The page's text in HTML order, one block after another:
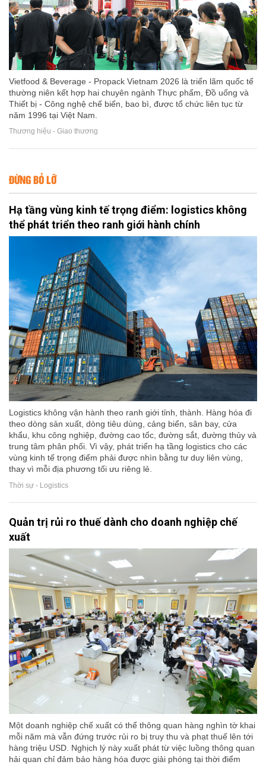
Vietfood & Beverage - Propack Vietnam 2026 là triển lãm quốc tế
thường niên kết hợp hai chuyên ngành Thực phẩm, Đồ uống và
Thiết bị - Công nghệ chế biến, bao bì, được tổ chức liên tục từ
năm 1996 tại Việt Nam.
Thương hiệu - Giao thương
ĐỪNG BỎ LỠ
Hạ tầng vùng kinh tế trọng điểm: logistics không
thể phát triển theo ranh giới hành chính
Logistics không vận hành theo ranh giới tỉnh, thành. Hàng hóa đi
theo dòng sản xuất, dòng tiêu dùng, cảng biển, sân bay, cửa
khẩu, khu công nghiệp, đường cao tốc, đường sắt, đường thủy và
trung tâm phân phối. Vì vậy, phát triển hạ tầng logistics cho các
vùng kinh tế trọng điểm phải được nhìn bằng tư duy liên vùng,
thay vì mỗi địa phương tối ưu riêng lẻ.
Thời sự - Logistics
Quản trị rủi ro thuế dành cho doanh nghiệp chế
xuất
Một doanh nghiệp chế xuất có thể thông quan hàng nghìn tờ khai
mỗi năm mà vẫn đứng trước rủi ro bị truy thu và phạt thuế lên tới
hàng triệu USD. Nghịch lý này xuất phát từ việc luồng thông quan
hải quan chỉ đảm bảo hàng hóa được giải phóng tại thời điểm